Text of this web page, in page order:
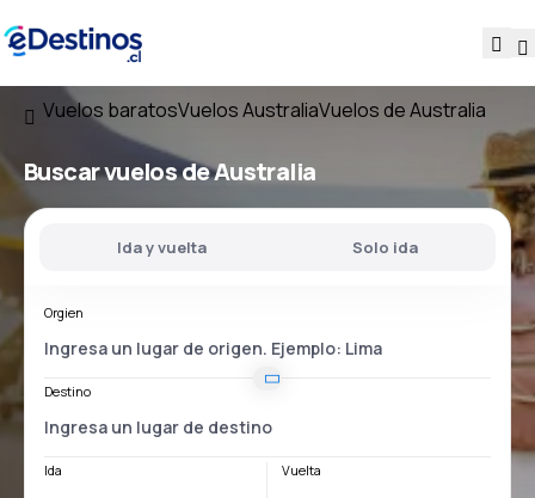
Vuelos baratosVuelos AustraliaVuelos de Australia
Buscar vuelosde Australia
Ida y vuelta Solo ida
Orgien
Destino
Ida Vuelta